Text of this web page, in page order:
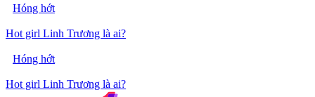
Hóng hớt
Hot girl Linh Trương là ai?
Hóng hớt
Hot girl Linh Trương là ai?